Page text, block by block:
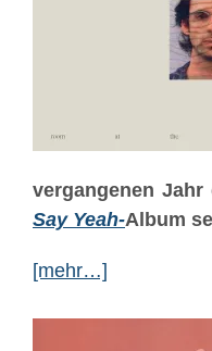
vergangenen
Say Yeah-Album
[mehr…]